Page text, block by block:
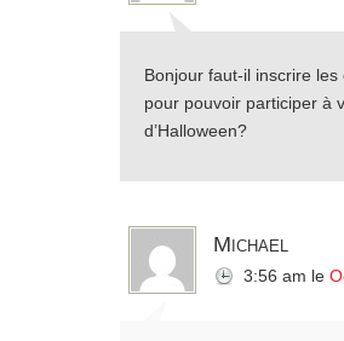
Bonjour faut-il inscrire les
pour pouvoir participer à
d’Halloween?
Michael
3:56 am le